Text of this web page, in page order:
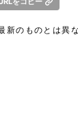
のものとは異